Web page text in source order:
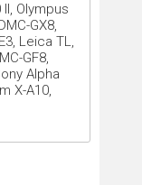
Olympus
GX8,
Leica TL,
GF8,
Alpha
X-A10,